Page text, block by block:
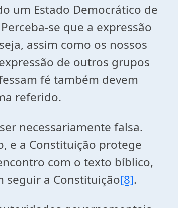
um Estado Democrático de
se que a expressão
assim como os nossos
de outros grupos
fé também devem
referido.
necessariamente falsa.
e a Constituição protege
com o texto bíblico,
seguir a Constituição[8].